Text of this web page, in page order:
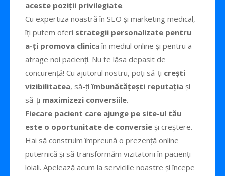
aceste poziții privilegiate.
Cu expertiza noastră în SEO și marketing medical,
îți putem oferi strategii personalizate pentru
a-ți promova clinica în mediul online și pentru a
atrage noi pacienți. Nu te lăsa depasit de
concurență! Cu ajutorul nostru, poți să-ți crești
vizibilitatea, să-țiîmbunătățești reputația și
să-ți maximizezi conversiile.
Fiecare pacient care ajunge pe site-ul tău
este o oportunitate de conversie și creștere.
Hai să construim împreună o prezență online
puternică și să transformăm vizitatorii în pacienți
loiali. Apelează acum la serviciile noastre și începe